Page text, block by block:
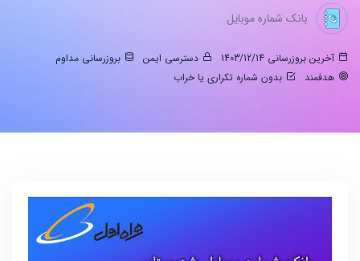
بانک شماره موبایل
آخرین بروزرسانی 1403/12/14 دسترسی ایمن
بروزرسانی مداوم
هدفمند
بدون شماره تکراری یا خراب